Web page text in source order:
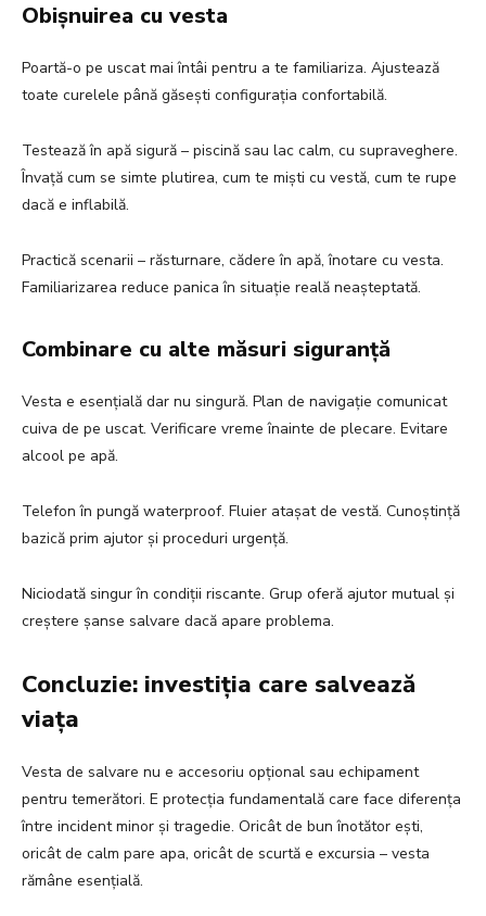
Obișnuirea cu vesta
Poartă-o pe uscat mai întâi pentru a te familiariza. Ajustează
toate curelele până găsești configurația confortabilă.
Testează în apă sigură – piscină sau lac calm, cu supraveghere.
Învață cum se simte plutirea, cum te miști cu vestă, cum te rupe
dacă e inflabilă.
Practică scenarii – răsturnare, cădere în apă, înotare cu vesta.
Familiarizarea reduce panica în situație reală neașteptată.
Combinare cu alte măsuri siguranță
Vesta e esențială dar nu singură. Plan de navigație comunicat
cuiva de pe uscat. Verificare vreme înainte de plecare. Evitare
alcool pe apă.
Telefon în pungă waterproof. Fluier atașat de vestă. Cunoștință
bazică prim ajutor și proceduri urgență.
Niciodată singur în condiții riscante. Grup oferă ajutor mutual și
creștere șanse salvare dacă apare problema.
Concluzie: investiția care salvează
viața
Vesta de salvare nu e accesoriu opțional sau echipament
pentru temerători. E protecția fundamentală care face diferența
între incident minor și tragedie. Oricât de bun înotător ești,
oricât de calm pare apa, oricât de scurtă e excursia – vesta
rămâne esențială.